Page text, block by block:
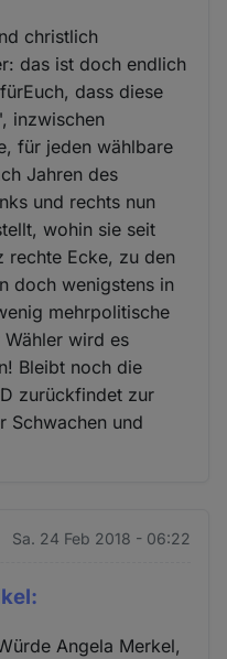
christlich
das ist doch endlich
dass diese
inzwischen
für jeden wählbare
Jahren des
und rechts nun
wohin sie seit
rechte Ecke, zu den
doch wenigstens in
mehrpolitische
wird es
Bleibt noch die
zurückfindet zur
Schwachen und
Sa. 24 Feb 2018 - 06:22
Angela Merkel,